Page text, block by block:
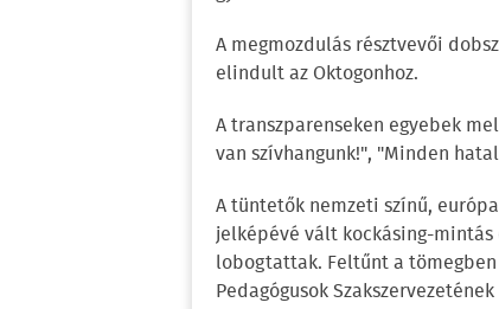
A megmozdulás résztvevői
elindult az Oktogonhoz.
A transzparenseken egyebek
van szívhangunk!", "Minden
A tüntetők nemzeti színű,
jelképévé vált kockásing-
lobogtattak. Feltűnt a tömegben
Pedagógusok